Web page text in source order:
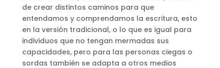
de crear distintos caminos para que
entendamos y comprendamos la escritura, esto
en la versión tradicional, o lo que es igual para
individuos que no tengan mermadas sus
capacidades, pero para las personas ciegas o
sordas también se adapta a otros medios